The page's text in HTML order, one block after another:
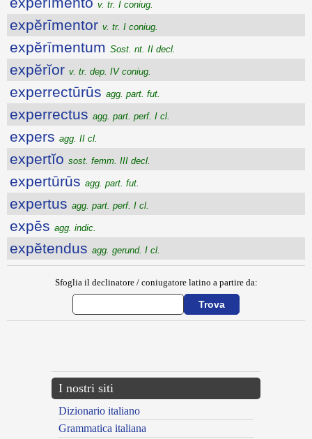
v. tr. I coniug.
expĕrīmentor v. tr. I coniug.
expĕrīmentum Sost. nt. II decl.
expĕrĭor v. tr. dep. IV coniug.
experrectūrūs agg. part. fut.
experrectus agg. part. perf. I cl.
expers agg. II cl.
expertĭo sost. femm. III decl.
expertūrūs agg. part. fut.
expertus agg. part. perf. I cl.
expēs agg. indic.
expĕtendus agg. gerund. I cl.
Sfoglia il declinatore / coniugatore latino a partire da:
I nostri siti
Dizionario italiano
Grammatica italiana